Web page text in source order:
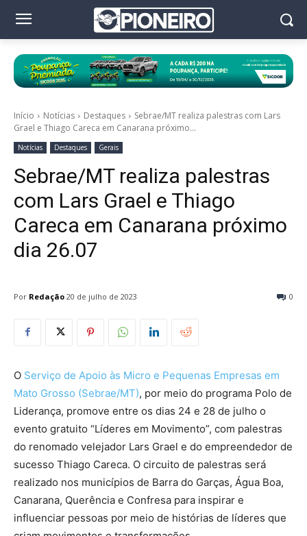
Início Notícias Destaques
Sebrae/MT realiza palestras com Lars
Grael e Thiago Careca em Canarana próximo...
Notícias Destaques Gerais
Sebrae/MT realiza palestras
com Lars Grael e Thiago
Careca em Canarana próximo
dia 26.07
Por Redação 0
20 de julho de 2023
O Serviço de Apoio às Micro e Pequenas Empresas em
Mato Grosso (Sebrae/MT), por meio do programa Polo de
Liderança, promove entre os dias 24 e 28 de julho o
evento gratuito “Líderes em Movimento”, com palestras
do renomado velejador Lars Grael e do empreendedor de
sucesso Thiago Careca. O circuito de palestras será
realizado nos municípios de Barra do Garças, Água Boa,
Canarana, Querência e Confresa para inspirar e
influenciar pessoas por meio de histórias de líderes que